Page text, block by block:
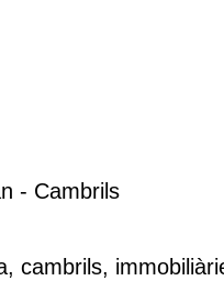
- Cambrils
, cambrils,